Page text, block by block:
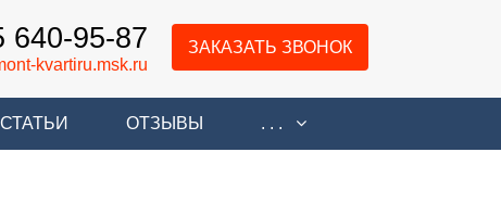
ЗАКАЗАТЬ ЗВОНОК
95-87
kvartiru.msk.ru
СТАТЬИ ОТЗЫВЫ . . .